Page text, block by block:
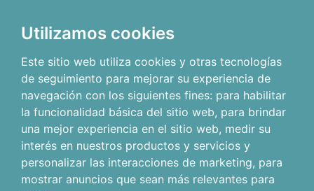
Utilizamos cookies
Este sitio web utiliza cookies y otras tecnologías
de seguimiento para mejorar su experiencia de
navegación con los siguientes fines: para habilitar
la funcionalidad básica del sitio web, para brindar
una mejor experiencia en el sitio web, medir su
interés en nuestros productos y servicios y
personalizar las interacciones de marketing, para
mostrar anuncios que sean más relevantes para